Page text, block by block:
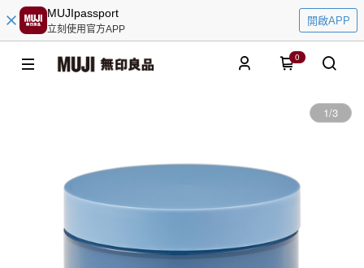
MUJIpassport
立刻使用官方APP
開啟APP
0
1/3